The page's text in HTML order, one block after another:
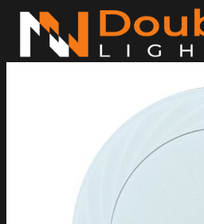
ข้าม
ค้นหา:
Magnetic Light